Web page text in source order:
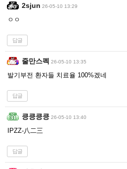
2sjun 26-05-10 13:29
ㅇㅇ
답글
줄만스펙 26-05-10 13:35
발기부전 환자들 치료율 100%겠네
답글
킁킁킁킁 26-05-10 13:40
IPZZ-八二三
답글